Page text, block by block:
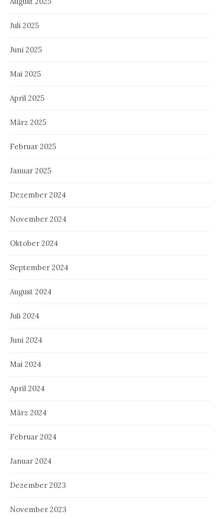
Juli 2025
Juni 2025
Mai 2025
April 2025
März 2025
Februar 2025
Januar 2025
Dezember 2024
November 2024
Oktober 2024
September 2024
August 2024
Juli 2024
Juni 2024
Mai 2024
April 2024
März 2024
Februar 2024
Januar 2024
Dezember 2023
November 2023